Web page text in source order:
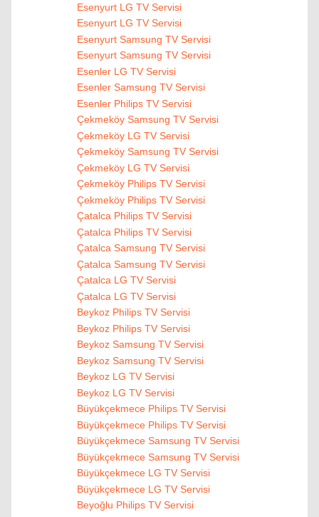
Esenyurt LG TV Servisi
Esenyurt LG TV Servisi
Esenyurt Samsung TV Servisi
Esenyurt Samsung TV Servisi
Esenler LG TV Servisi
Esenler Samsung TV Servisi
Esenler Philips TV Servisi
Çekmeköy Samsung TV Servisi
Çekmeköy LG TV Servisi
Çekmeköy Samsung TV Servisi
Çekmeköy LG TV Servisi
Çekmeköy Philips TV Servisi
Çekmeköy Philips TV Servisi
Çatalca Philips TV Servisi
Çatalca Philips TV Servisi
Çatalca Samsung TV Servisi
Çatalca Samsung TV Servisi
Çatalca LG TV Servisi
Çatalca LG TV Servisi
Beykoz Philips TV Servisi
Beykoz Philips TV Servisi
Beykoz Samsung TV Servisi
Beykoz Samsung TV Servisi
Beykoz LG TV Servisi
Beykoz LG TV Servisi
Büyükçekmece Philips TV Servisi
Büyükçekmece Philips TV Servisi
Büyükçekmece Samsung TV Servisi
Büyükçekmece Samsung TV Servisi
Büyükçekmece LG TV Servisi
Büyükçekmece LG TV Servisi
Beyoğlu Philips TV Servisi